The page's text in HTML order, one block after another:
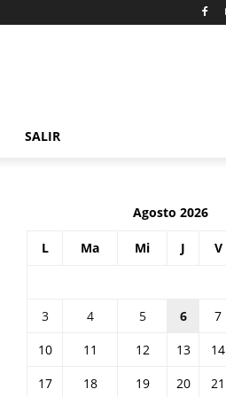
SALIR
Agosto 2026
L Ma Mi J V
3
4 5 6 7
10
11 12 13 14
17
18 19 20 21